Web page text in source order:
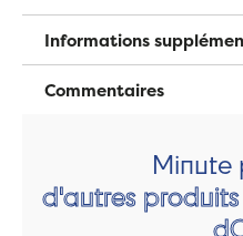
Informations
Commentaires
d'autres